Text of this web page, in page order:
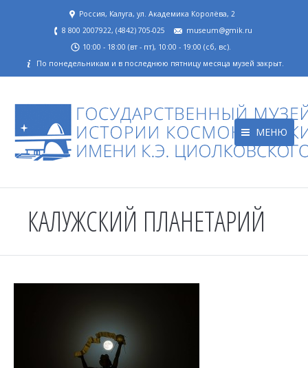
Россия, Калуга, ул. Академика Королёва, 2
8 800 2007922, (4842) 705-025
museum@gmik.ru
10:00 - 18:00 (вт - пт), 10:00 - 19:00 (сб, вс).
По понедельникам и в последнюю пятницу месяца музей закрыт.
МЕНЮ
КАЛУЖСКИЙ ПЛАНЕТАРИЙ